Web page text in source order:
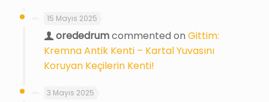
15 Mayıs 2025
orededrumcommented on Gittim:
Kremna Antik Kenti – Kartal Yuvasını
Koruyan Keçilerin Kenti!
3 Mayıs 2025